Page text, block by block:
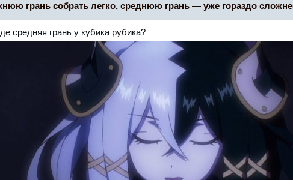
грань собрать легко, среднюю грань — уже гораздо
средняя грань у кубика рубика?